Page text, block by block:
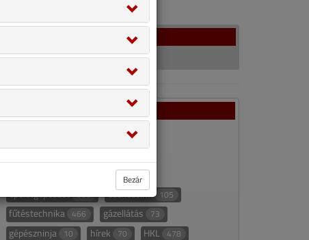
Rovatok
27
336 eszközeink 105
fűtéstechnika 466 gázellátás 73
gépészninja 10 hírek 70 HKL 478
Bezár